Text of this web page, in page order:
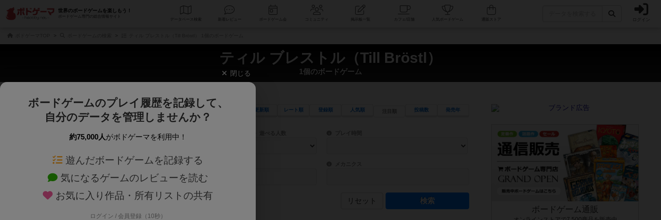
世界のボードゲームを楽しもう！
ボードゲーム専門の総合情報サイト
データベース コミュニティ 人気ボードゲーム ログイン
ティル ブレストル（Till Bröstl）
1個のボードゲーム
じっくり表示 更新順 レート順 登録順 人気順 投稿数 発売年
商品名、商品説明文、デザイナー名、テーマ名、メカニクス名を対象にフリーワード検索ができます。
ゲームデザイナー名を指定して検索できます。
ゲームデザイナー 目安となる所要時間を指定することができます。マニュアルを読む時間や参加者へのルール説明時間は含まれていないため、初めて
対象年齢を指定します。 世界観や登場人物などモチーフ・ストーリーを指定することができます。直感的にゲームシステムを理解できるよう、中世ファンタジー・クッキング・海賊同士の対決など、ゲームコンセプトを絞
テーマ/フレーバー ゲーム性を構成するコアシステムです。主にボードゲームに慣れている方向けの絞込機能です。例えば「ダイスロール」はランダ
リセット
ボードゲーム通販
閉じる
ボードゲームのプレイ履歴を記録して、
自分のデータを管理しませんか？
約75,000人がボドゲーマを利用中！
遊んだボードゲームを記録する
気になるゲームのレビューを読む
お気に入り作品・所有リストの共有
ログイン / 会員登録（10秒）